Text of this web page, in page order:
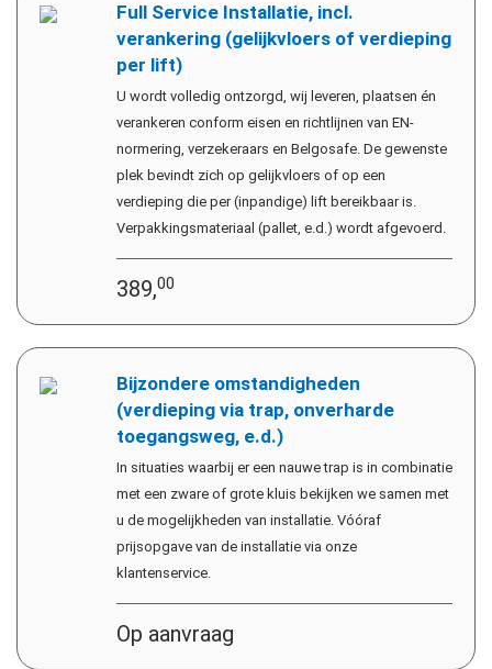
Full Service Installatie, incl.
verankering (gelijkvloers of verdieping
per lift)
U wordt volledig ontzorgd, wij leveren, plaatsen én
verankeren conform eisen en richtlijnen van EN-
normering, verzekeraars en Belgosafe. De gewenste
plek bevindt zich op gelijkvloers of op een
verdieping die per (inpandige) lift bereikbaar is.
Verpakkingsmateriaal (pallet, e.d.) wordt afgevoerd.
389,00
Bijzondere omstandigheden
(verdieping via trap, onverharde
toegangsweg, e.d.)
In situaties waarbij er een nauwe trap is in combinatie
met een zware of grote kluis bekijken we samen met
u de mogelijkheden van installatie. Vóóraf
prijsopgave van de installatie via onze
klantenservice.
Op aanvraag